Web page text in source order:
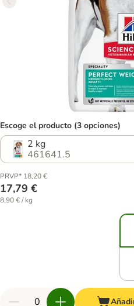
Escoge el producto (3 opciones)
2 kg
461641.5
PRVP* 18,20 €
17,79 €
8,90 € / kg